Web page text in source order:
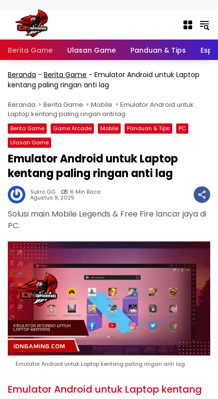
Berita Game Ulasan Game Panduan & Tips
Beranda - Berita Game - Emulator Android untuk Laptop
kentang paling ringan anti lag
Beranda Berita Game Mobile
Emulator Android untuk
Laptop kentang paling ringan anti lag
Berita Game Game Arcade Mobile Panduan & Tips
PC
Ulasan Game
Emulator Android untuk Laptop
kentang paling ringan anti lag
Sukro GG 6 Min Baca
Agustus 9, 2025
Solusi main Mobile Legends & Free Fire lancar jaya di
PC.
Emulator Android untuk Laptop kentang paling ringan anti lag
Emulator Android untuk Laptop kentang